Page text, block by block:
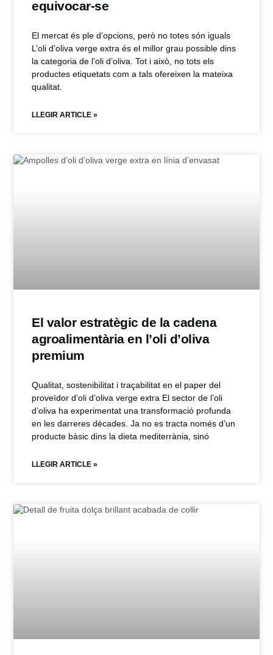
equivocar-se
El mercat és ple d’opcions, però no totes són iguals
L’oli d’oliva verge extra és el millor grau possible dins
la categoria de l’oli d’oliva. Tot i això, no tots els
productes etiquetats com a tals ofereixen la mateixa
qualitat.
LLEGIR ARTICLE »
El valor estratègic de la cadena
agroalimentària en l’oli d’oliva
premium
Qualitat, sostenibilitat i traçabilitat en el paper del
proveïdor d’oli d’oliva verge extra El sector de l’oli
d’oliva ha experimentat una transformació profunda
en les darreres dècades. Ja no es tracta només d’un
producte bàsic dins la dieta mediterrània, sinó
LLEGIR ARTICLE »